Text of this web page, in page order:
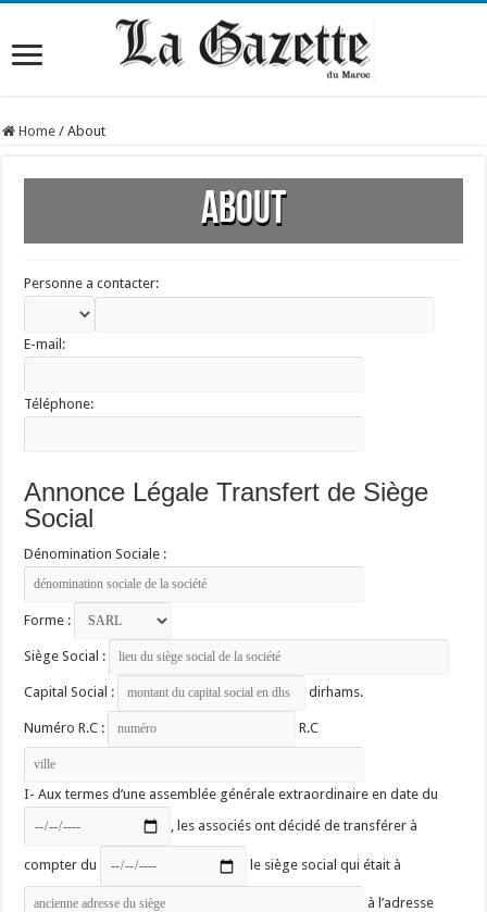
Home / About
About
Personne a contacter:
E-mail:
Téléphone:
Annonce Légale Transfert de Siège
Social
Dénomination Sociale :
Forme :
Siège Social :
Capital Social : dirhams.
Numéro R.C : R.C
I- Aux termes d’une assemblée générale extraordinaire en date du
, les associés ont décidé de transférer à
compter du le siège social qui était à
à l’adresse